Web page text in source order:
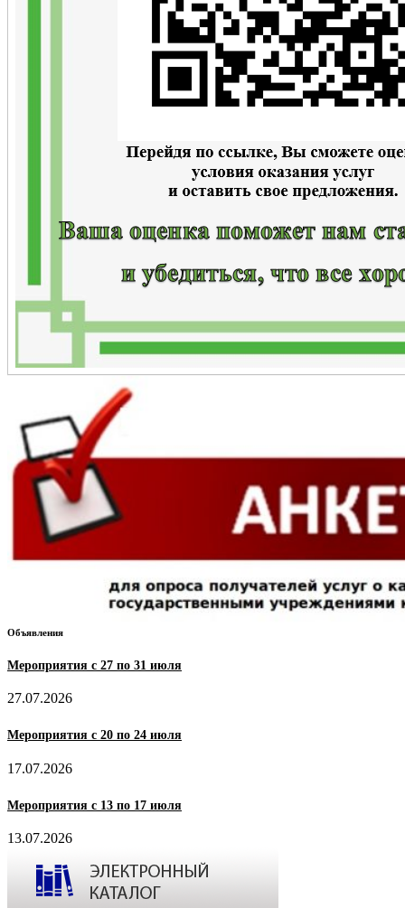
Объявления
Мероприятия с 27 по 31 июля
27.07.2026
Мероприятия с 20 по 24 июля
17.07.2026
Мероприятия с 13 по 17 июля
13.07.2026